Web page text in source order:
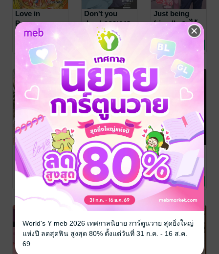
Love in
Process
สถานะ (รัก) อยู่
ในช่วงปรับปรุง
Leerada/ สำนัก
พิมพ์หมอนหนังสือ
นิยายรัก
11 Rating
Don't you
dare! กรุณางด
เผลอใจในคลาส
เรียน
Leerada/ ฬีรดา
นิยายรักวัยรุ่น
443 Rating
Just being
friendly ละไว้
ในฐานที่ห้ามมี
ใจ
Leerada
/ ฬีรดา
นิยายรักวัยรุ่น
150 Rating
Not as friend
มากกว่าเพื่อน
แต่ไม่ใช่รัก
Leerada
/ ฬีรดา
นิยายรักวัยรุ่น
I belong to
you ฉันหมุน
รอบเธอ
Leerada / ฬีรดา
นิยายรักวัยรุ่น
154 Rating
Boss ‘n’ Intern
ท่านประธาน
เรียกหา
Leerada
/ ฬีรดา
นิยายรัก
74 Rating
World's Y meb 2026 เทศกาลนิยาย การ์ตูนวาย สุดยิ่งใหญ่
แห่งปี ลดสุดฟิน สูงสุด 80% ตั้งแต่วันที่ 31 ก.ค. - 16 ส.ค.
69